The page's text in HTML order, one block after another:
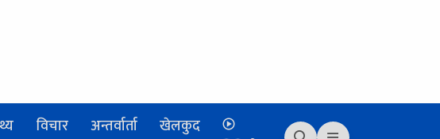
विचार अन्तर्वार्ता
खेलकुद